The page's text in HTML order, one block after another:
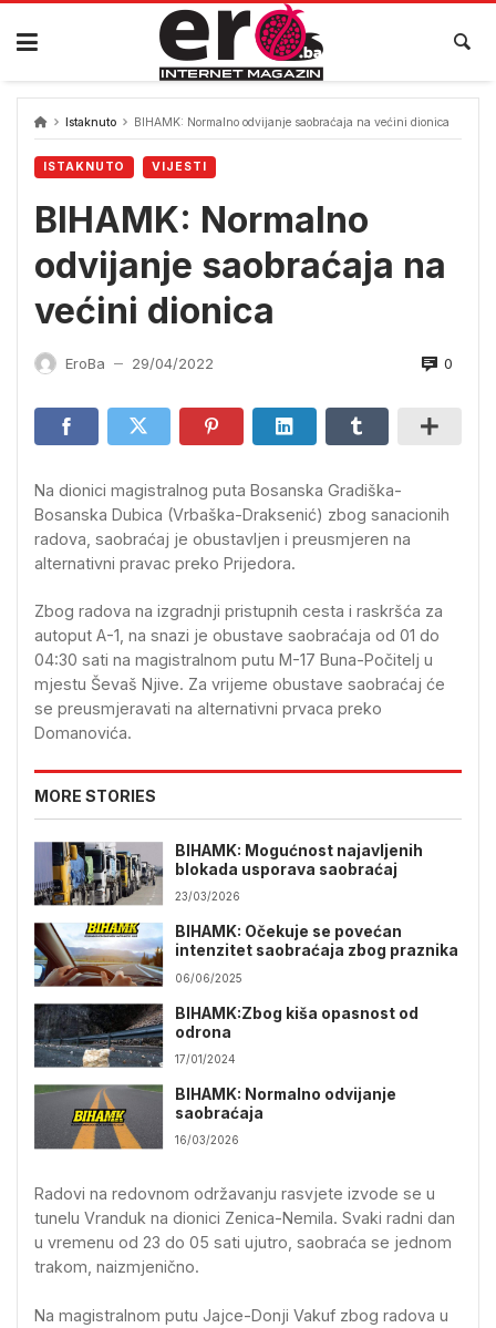
Skip
content
Istaknuto BIHAMK: Normalno odvijanje saobraćaja na većini dionica
ISTAKNUTO VIJESTI
BIHAMK: Normalno
odvijanje saobraćaja na
većini dionica
EroBa — 29/04/2022 0
Na dionici magistralnog puta Bosanska Gradiška-
Bosanska Dubica (Vrbaška-Draksenić) zbog sanacionih
radova, saobraćaj je obustavljen i preusmjeren na
alternativni pravac preko Prijedora.
Zbog radova na izgradnji pristupnih cesta i raskršća za
autoput A-1, na snazi je obustave saobraćaja od 01 do
04:30 sati na magistralnom putu M-17 Buna-Počitelj u
mjestu Ševaš Njive. Za vrijeme obustave saobraćaj će
se preusmjeravati na alternativni prvaca preko
Domanovića.
MORE STORIES
BIHAMK: Mogućnost najavljenih
blokada usporava saobraćaj
23/03/2026
BIHAMK: Očekuje se povećan
intenzitet saobraćaja zbog praznika
06/06/2025
BIHAMK:Zbog kiša opasnost od
odrona
17/01/2024
BIHAMK: Normalno odvijanje
saobraćaja
16/03/2026
Radovi na redovnom održavanju rasvjete izvode se u
tunelu Vranduk na dionici Zenica-Nemila. Svaki radni dan
u vremenu od 23 do 05 sati ujutro, saobraća se jednom
trakom, naizmjenično.
Na magistralnom putu Jajce-Donji Vakuf zbog radova u